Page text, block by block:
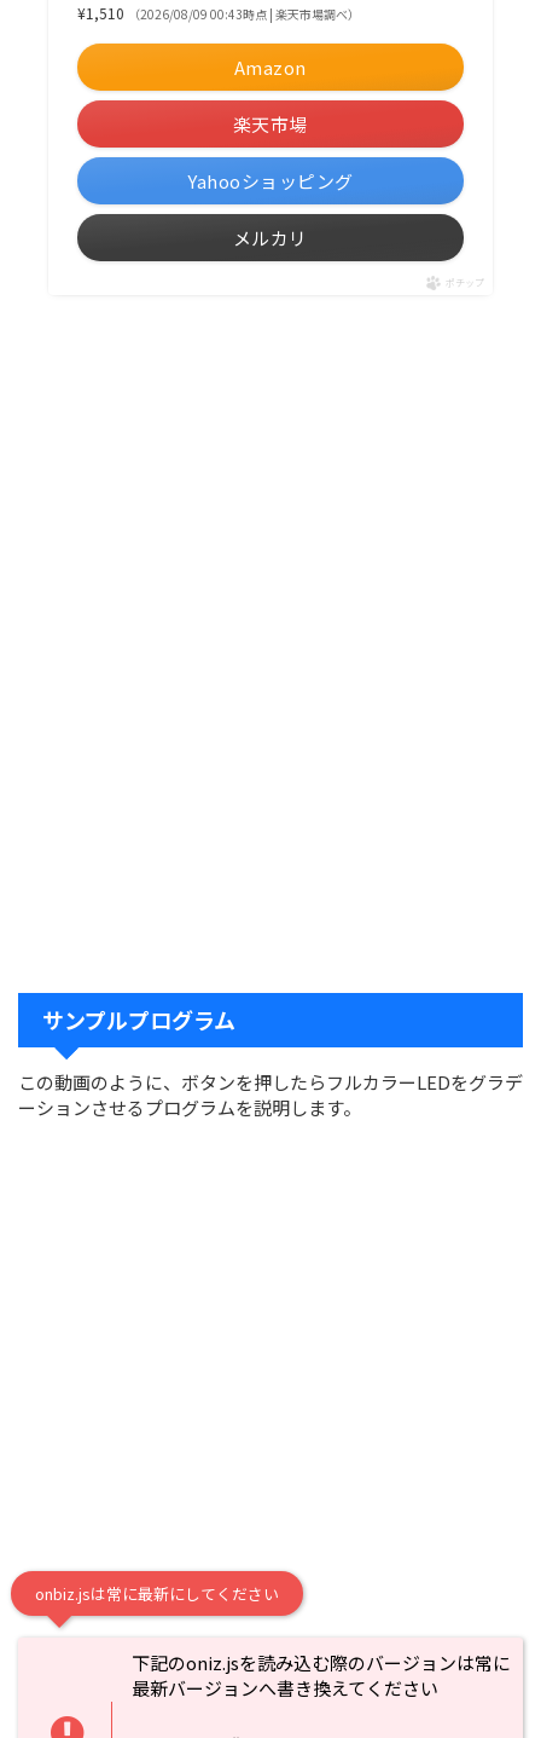
¥1,510 （2026/08/09 00:43時点 | 楽天市場調べ）
Amazon
楽天市場
Yahooショッピング
メルカリ
ポチップ
サンプルプログラム
この動画のように、ボタンを押したらフルカラーLEDをグラデ
ーションさせるプログラムを説明します。
onbiz.jsは常に最新にしてください
下記のoniz.jsを読み込む際のバージョンは常に
最新バージョンへ書き換えてください